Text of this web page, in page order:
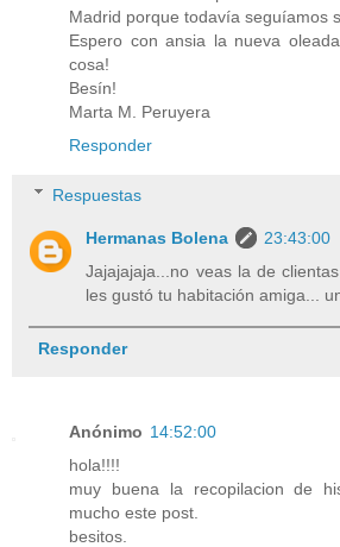
Madrid porque todavía seguíamos
Espero con ansia la nueva
cosa!
Besín!
Marta M. Peruyera
Responder
Respuestas
Hermanas Bolena
23:43:00
Jajajajaja...no veas la de
les gustó tu habitación amiga...
Responder
Anónimo 14:52:00
hola!!!!
muy buena la recopilacion de
mucho este post.
besitos.